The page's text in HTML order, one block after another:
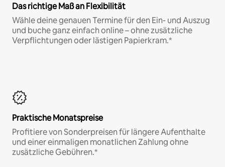
Das richtige Maß an Flexibilität
Wähle deine genauen Termine für den Ein- und Auszug
und buche ganz einfach online – ohne zusätzliche
Verpflichtungen oder lästigen Papierkram.*
Praktische Monatspreise
Profitiere von Sonderpreisen für längere Aufenthalte
und einer einmaligen monatlichen Zahlung ohne
zusätzliche Gebühren.*